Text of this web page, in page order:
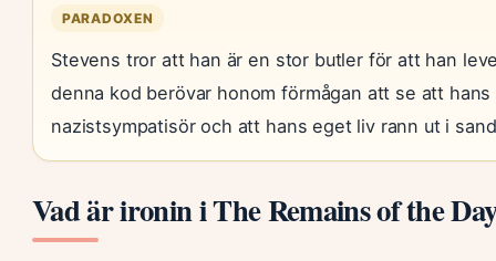
PARADOXEN
Stevens tror att han är en stor butler för att han
denna kod berövar honom förmågan att se att
nazistsympatisör och att hans eget liv rann ut i
Vad är ironin i The Remains of the